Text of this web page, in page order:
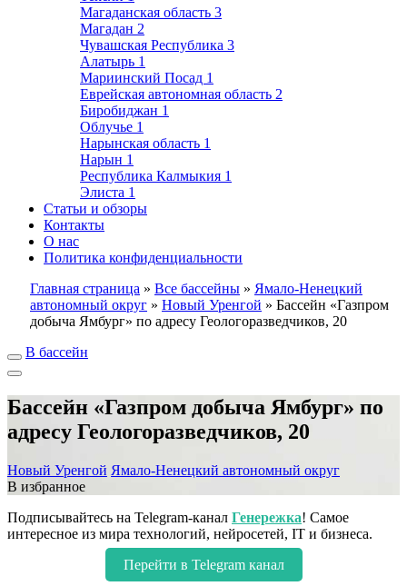
Магаданская область 3
Магадан 2
Чувашская Республика 3
Алатырь 1
Мариинский Посад 1
Еврейская автономная область 2
Биробиджан 1
Облучье 1
Нарынская область 1
Нарын 1
Республика Калмыкия 1
Элиста 1
Статьи и обзоры
Контакты
О нас
Политика конфиденциальности
Главная страница » Все бассейны » Ямало-Ненецкий
автономный округ » Новый Уренгой » Бассейн «Газпром
добыча Ямбург» по адресу Геологоразведчиков, 20
В бассейн
Бассейн «Газпром добыча Ямбург» по
адресу Геологоразведчиков, 20
Новый Уренгой Ямало-Ненецкий автономный округ
В избранное
Подписывайтесь на Telegram-канал Генережка! Самое
интересное из мира технологий, нейросетей, IT и бизнеса.
Перейти в Telegram канал